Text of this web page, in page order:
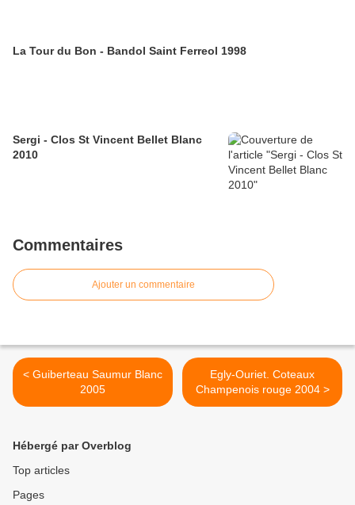
La Tour du Bon - Bandol Saint Ferreol 1998
Sergi - Clos St Vincent Bellet Blanc
2010
Commentaires
Ajouter un commentaire
< Guiberteau Saumur Blanc
2005
Egly-Ouriet. Coteaux
Champenois rouge 2004 >
Hébergé par Overblog
Top articles
Pages